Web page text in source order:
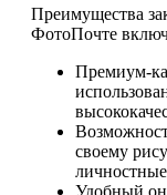
Преимущества
ФотоПочте
Премиум-
своему